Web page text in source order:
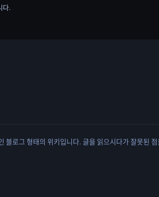
다.
로그 형태의 위키입니다. 글을 읽으시다가 잘못된